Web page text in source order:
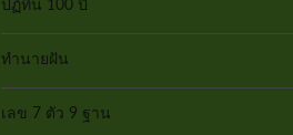
ปฏิทิน 100 ปี
ทำนายฝัน
เลข 7 ตัว 9 ฐาน